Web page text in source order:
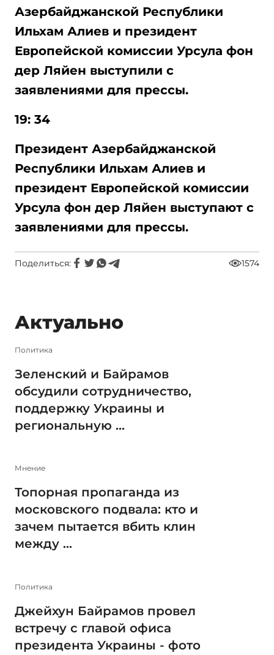
Азербайджанской Республики
Ильхам Алиев и президент
Европейской комиссии Урсула фон
дер Ляйен выступили с
заявлениями для прессы.
19: 34
Президент Азербайджанской
Республики Ильхам Алиев и
президент Европейской комиссии
Урсула фон дер Ляйен выступают с
заявлениями для прессы.
Поделиться: 1574
Актуально
Политика
Зеленский и Байрамов
обсудили сотрудничество,
поддержку Украины и
региональную ...
Мнение
Топорная пропаганда из
московского подвала: кто и
зачем пытается вбить клин
между ...
Политика
Джейхун Байрамов провел
встречу с главой офиса
президента Украины - фото